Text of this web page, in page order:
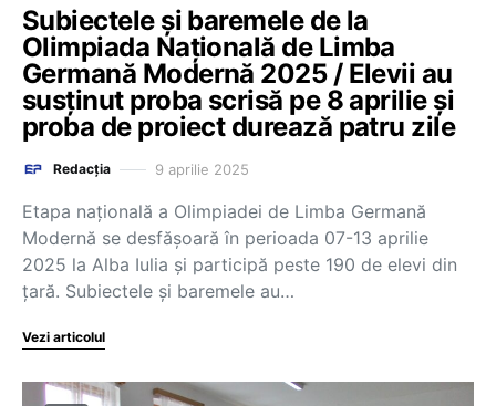
Subiectele și baremele de la
Olimpiada Națională de Limba
Germană Modernă 2025 / Elevii au
susținut proba scrisă pe 8 aprilie și
proba de proiect durează patru zile
Redacția 9 aprilie 2025
Etapa națională a Olimpiadei de Limba Germană
Modernă se desfășoară în perioada 07-13 aprilie
2025 la Alba Iulia și participă peste 190 de elevi din
țară. Subiectele și baremele au…
Vezi articolul